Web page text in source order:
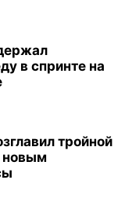
в спринте на
тройной
новым